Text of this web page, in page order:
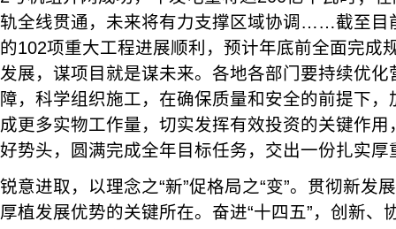
轨全线贯通，未来将有力支撑区域协调……截至目
的102项重大工程进展顺利，预计年底前全面完成
发展，谋项目就是谋未来。各地各部门要持续优
障，科学组织施工，在确保质量和安全的前提下
成更多实物工作量，切实发挥有效投资的关键作
好势头，圆满完成全年目标任务，交出一份扎实厚
锐意进取，以理念之“新”促格局之“变”。贯彻新发
厚植发展优势的关键所在。奋进“十四五”，创新、